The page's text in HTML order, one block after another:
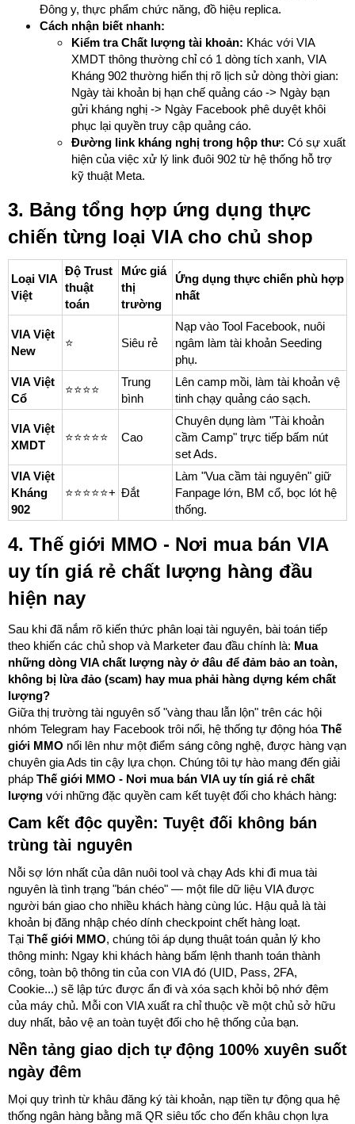
Đông y, thực phẩm chức năng, đồ hiệu replica.
Cách nhận biết nhanh:
Kiểm tra Chất lượng tài khoản: Khác với VIA
XMDT thông thường chỉ có 1 dòng tích xanh, VIA
Kháng 902 thường hiển thị rõ lịch sử dòng thời gian:
Ngày tài khoản bị hạn chế quảng cáo -> Ngày bạn
gửi kháng nghị -> Ngày Facebook phê duyệt khôi
phục lại quyền truy cập quảng cáo.
Đường link kháng nghị trong hộp thư: Có sự xuất
hiện của việc xử lý link đuôi 902 từ hệ thống hỗ trợ
kỹ thuật Meta.
3. Bảng tổng hợp ứng dụng thực
chiến từng loại VIA cho chủ shop
Loại VIA
Việt
Độ Trust
thuật
toán
Mức giá
thị
trường
Ứng dụng thực chiến phù hợp
nhất
VIA Việt
New
⭐️ Siêu rẻ
Nạp vào Tool Facebook, nuôi
ngâm làm tài khoản Seeding
phụ.
VIA Việt
Cổ
⭐️⭐️⭐️⭐️
Trung
bình
Lên camp mồi, làm tài khoản vệ
tinh chạy quảng cáo sạch.
VIA Việt
XMDT
⭐️⭐️⭐️⭐️⭐️ Cao
Chuyên dụng làm "Tài khoản
cầm Camp" trực tiếp bấm nút
set Ads.
VIA Việt
Kháng
902
⭐️⭐️⭐️⭐️⭐️+ Đắt
Làm "Vua cầm tài nguyên" giữ
Fanpage lớn, BM cổ, bọc lót hệ
thống.
4. Thế giới MMO - Nơi mua bán VIA
uy tín giá rẻ chất lượng hàng đầu
hiện nay
Sau khi đã nắm rõ kiến thức phân loại tài nguyên, bài toán tiếp
theo khiến các chủ shop và Marketer đau đầu chính là: Mua
những dòng VIA chất lượng này ở đâu để đảm bảo an toàn,
không bị lừa đảo (scam) hay mua phải hàng dựng kém chất
lượng?
Giữa thị trường tài nguyên số "vàng thau lẫn lộn" trên các hội
nhóm Telegram hay Facebook trôi nổi, hệ thống tự động hóa Thế
giới MMO nổi lên như một điểm sáng công nghệ, được hàng vạn
chuyên gia Ads tin cậy lựa chọn. Chúng tôi tự hào mang đến giải
pháp Thế giới MMO - Nơi mua bán VIA uy tín giá rẻ chất
lượng với những đặc quyền cam kết tuyệt đối cho khách hàng:
Cam kết độc quyền: Tuyệt đối không bán
trùng tài nguyên
Nỗi sợ lớn nhất của dân nuôi tool và chạy Ads khi đi mua tài
nguyên là tình trạng "bán chéo" — một file dữ liệu VIA được
người bán giao cho nhiều khách hàng cùng lúc. Hậu quả là tài
khoản bị đăng nhập chéo dính checkpoint chết hàng loạt.
Tại Thế giới MMO, chúng tôi áp dụng thuật toán quản lý kho
thông minh: Ngay khi khách hàng bấm lệnh thanh toán thành
công, toàn bộ thông tin của con VIA đó (UID, Pass, 2FA,
Cookie...) sẽ lập tức được ẩn đi và xóa sạch khỏi bộ nhớ đệm
của máy chủ. Mỗi con VIA xuất ra chỉ thuộc về một chủ sở hữu
duy nhất, bảo vệ an toàn tuyệt đối cho hệ thống của bạn.
Nền tảng giao dịch tự động 100% xuyên suốt
ngày đêm
Mọi quy trình từ khâu đăng ký tài khoản, nạp tiền tự động qua hệ
thống ngân hàng bằng mã QR siêu tốc cho đến khâu chọn lựa